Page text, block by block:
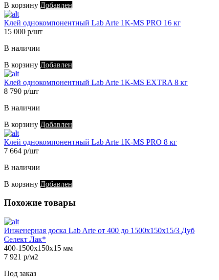
В корзину Добавлен
Клей однокомпонентный Lab Arte 1K-MS PRO 16 кг
15 000 р/шт
В наличии
В корзину Добавлен
Клей однокомпонентный Lab Arte 1K-MS EXTRA 8 кг
8 790 р/шт
В наличии
В корзину Добавлен
Клей однокомпонентный Lab Arte 1K-MS PRO 8 кг
7 664 р/шт
В наличии
В корзину Добавлен
Похожие товары
Инженерная доска Lab Arte от 400 до 1500х150х15/3 Дуб
Селект Лак*
400-1500х150х15 мм
7 921 р/м2
Под заказ